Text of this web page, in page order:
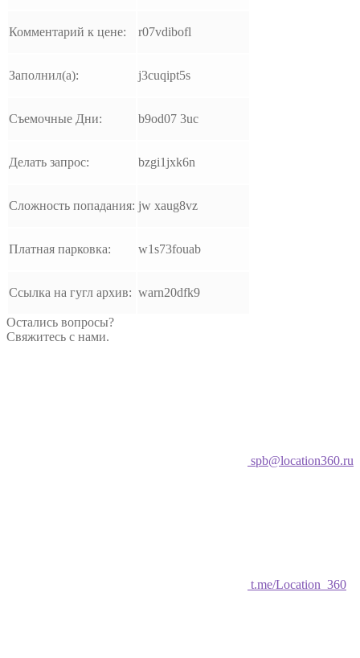
Комментарий к цене: r07vdibofl
Заполнил(а): j3cuqipt5s
Съемочные Дни: b9od07 3uc
Делать запрос: bzgi1jxk6n
Сложность попадания: jw xaug8vz
Платная парковка: w1s73fouab
Ссылка на гугл архив: warn20dfk9
Остались вопросы?
Свяжитесь с нами.
spb@location360.ru
t.me/Location_360